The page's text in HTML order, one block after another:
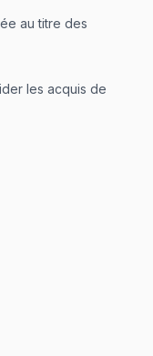
au titre des
les acquis de